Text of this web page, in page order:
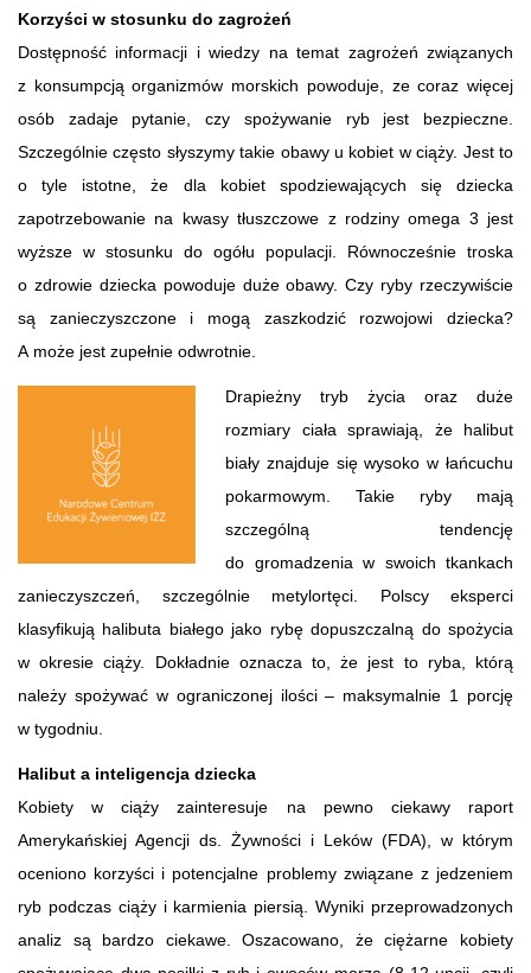
Korzyści w stosunku do zagrożeń
Dostępność informacji i wiedzy na temat zagrożeń związanych
z konsumpcją organizmów morskich powoduje, ze coraz więcej
osób zadaje pytanie, czy spożywanie ryb jest bezpieczne.
Szczególnie często słyszymy takie obawy u kobiet w ciąży. Jest to
o tyle istotne, że dla kobiet spodziewających się dziecka
zapotrzebowanie na kwasy tłuszczowe z rodziny omega 3 jest
wyższe w stosunku do ogółu populacji. Równocześnie troska
o zdrowie dziecka powoduje duże obawy. Czy ryby rzeczywiście
są zanieczyszczone i mogą zaszkodzić rozwojowi dziecka?
A może jest zupełnie odwrotnie.
Drapieżny tryb życia oraz duże
rozmiary ciała sprawiają, że halibut
biały znajduje się wysoko w łańcuchu
pokarmowym. Takie ryby mają
szczególną tendencję
do gromadzenia w swoich tkankach
zanieczyszczeń, szczególnie metylortęci. Polscy eksperci
klasyfikują halibuta białego jako rybę dopuszczalną do spożycia
w okresie ciąży. Dokładnie oznacza to, że jest to ryba, którą
należy spożywać w ograniczonej ilości – maksymalnie 1 porcję
w tygodniu.
Halibut a inteligencja dziecka
Kobiety w ciąży zainteresuje na pewno ciekawy raport
Amerykańskiej Agencji ds. Żywności i Leków (FDA), w którym
oceniono korzyści i potencjalne problemy związane z jedzeniem
ryb podczas ciąży i karmienia piersią. Wyniki przeprowadzonych
analiz są bardzo ciekawe. Oszacowano, że ciężarne kobiety